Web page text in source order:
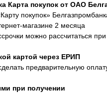
Карта покупок от ОАО
покупок»
магазине 2 месяца
можно рассчитаться
картой через ЕРИП
предварительную
при получении